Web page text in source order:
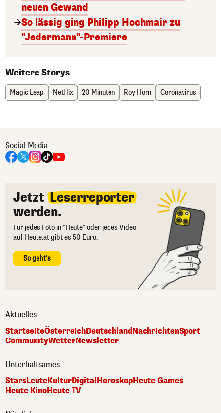
neuen Gewand
So lässig ging Philipp Hochmair zu
"Jedermann"-Premiere
Weitere Storys
Magic Leap Netflix 20 Minuten Roy Horn Coronavirus
Social Media
Jetzt Leserreporter
werden.
Für jedes Foto in "Heute" oder jedes Video
auf Heute.at gibt es 50 Euro.
So geht's
Aktuelles
StartseiteÖsterreichDeutschlandNachrichtenSport
CommunityWetterNewsletter
Unterhaltsames
StarsLeuteKulturDigital HoroskopHeute Games
Heute KinoHeute TV